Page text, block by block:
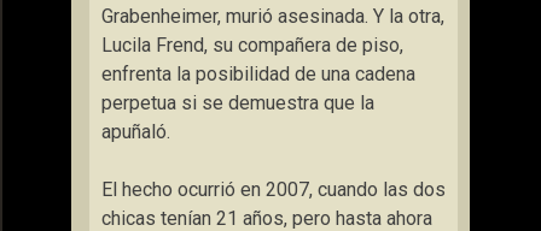
Grabenheimer, murió asesinada. Y la otra,
Lucila Frend, su compañera de piso,
enfrenta la posibilidad de una cadena
perpetua si se demuestra que la
apuñaló.
El hecho ocurrió en 2007, cuando las dos
chicas tenían 21 años, pero hasta ahora